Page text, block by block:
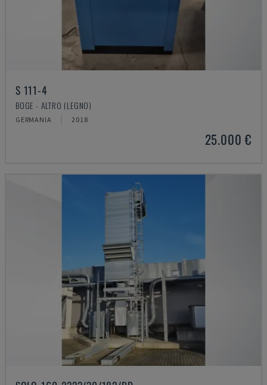
S 111-4
BOGE - ALTRO (LEGNO)
GERMANIA 2018
25.000 €